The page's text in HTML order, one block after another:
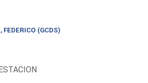
FEDERICO (GCDS)